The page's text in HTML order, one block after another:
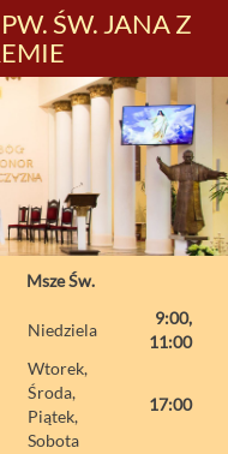
ŚW. JANA Z
Msze Św.
Niedziela
9:00,
11:00
Wtorek,
Środa,
Piątek,
Sobota
17:00